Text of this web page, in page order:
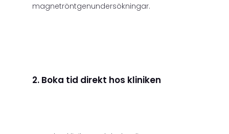
magnetröntgenundersökningar.
2. Boka tid direkt hos kliniken